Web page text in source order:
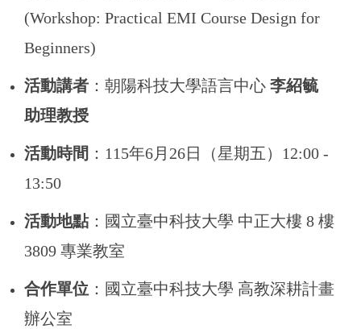
(Workshop: Practical EMI Course Design for
Beginners)
活動講者 ：朝陽科技大學語言中心 李紹毓
助理教授
活動時間 ：115年6月26日（星期五）12:00 -
13:50
活動地點：國立臺中科技大學 中正大樓 8 樓
3809 專業教室
合作單位 ：國立臺中科技大學 高教深耕計畫
辦公室